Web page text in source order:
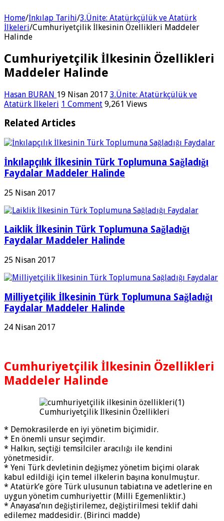
Home/İnkılap Tarihi/3.Ünite: Atatürkçülük ve Atatürk
İlkeleri/Cumhuriyetçilik İlkesinin Özellikleri Maddeler
Halinde
Cumhuriyetçilik İlkesinin Özellikleri
Maddeler Halinde
Hasan BURAN 19 Nisan 2017 3.Ünite: Atatürkçülük ve
Atatürk İlkeleri 1 Comment 9,261 Views
Related Articles
İnkılapçılık İlkesinin Türk Toplumuna Sağladığı
Faydalar Maddeler Halinde
25 Nisan 2017
Laiklik İlkesinin Türk Toplumuna Sağladığı
Faydalar Maddeler Halinde
25 Nisan 2017
Milliyetçilik İlkesinin Türk Toplumuna Sağladığı
Faydalar Maddeler Halinde
24 Nisan 2017
Cumhuriyetçilik İlkesinin Özellikleri
Maddeler Halinde
Cumhuriyetçilik İlkesinin Özellikleri
* Demokrasilerde en iyi yönetim biçimidir.
* En önemli unsur seçimdir.
* Halkın, seçtiği temsilciler aracılığı ile kendini
yönetmesidir.
* Yeni Türk devletinin değişmez yönetim biçimi olarak
kabul edildiği için temel ilkelerin başına konulmuştur.
* Atatürk’e göre Türk ulusunun tabiatına ve adetlerine en
uygun yönetim cumhuriyettir (Milli Egemenliktir.)
* Anayasa’nın değiştirilemez, değiştirilmesi teklif dahi
edilemez maddesidir. (Birinci madde)